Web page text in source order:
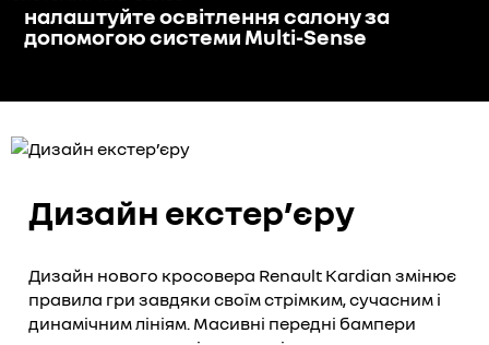
налаштуйте освітлення салону за
допомогою системи Multi-Sense
Дизайн екстер’єру
Дизайн нового кросовера Renault Kardian змінює
правила гри завдяки своїм стрімким, сучасним і
динамічним лініям. Масивні передні бампери